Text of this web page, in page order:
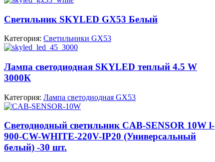
Светильник SKYLED GX53 Белый
Категория: Светильники GX53
Лампа светодиодная SKYLED теплый 4.5 W
3000К
Категория: Лампа светодиодная GX53
Cветодиодный светильник CAB-SENSOR 10W l-
900-CW-WHITE-220V-IP20 (Универсальный
белый) -30 шт.